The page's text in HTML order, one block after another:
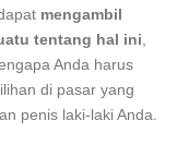
mengambil
tentang hal ini,
Anda harus
di pasar yang
penis laki-laki Anda.